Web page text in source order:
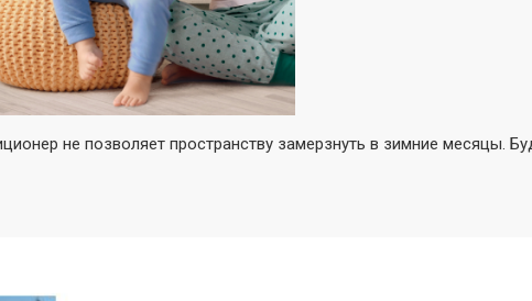
не позволяет пространству замерзнуть в зимние месяцы.